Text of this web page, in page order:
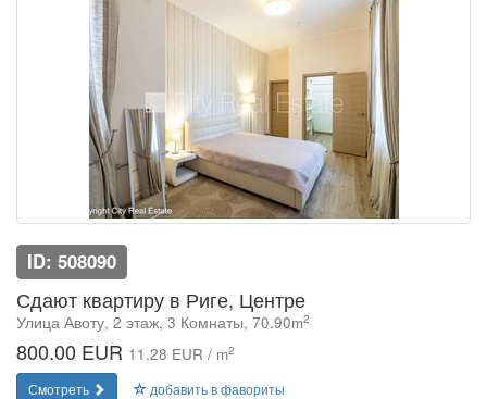
ID: 508090
Сдают квартиру в Риге, Центре
Улица Авоту, 2 этаж, 3 Комнаты, 70.90m2
800.00 EUR 11.28 EUR / m2
Смотреть добавить в фавориты